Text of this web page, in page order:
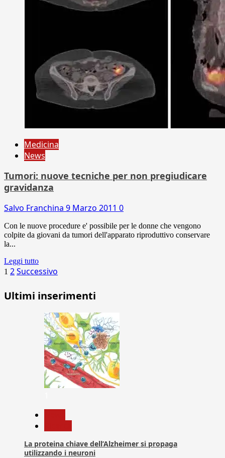
Medicina
News
Tumori: nuove tecniche per non pregiudicare
gravidanza
Salvo Franchina 9 Marzo 2011 0
Con le nuove procedure e' possibile per le donne che vengono
colpite da giovani da tumori dell'apparato riproduttivo conservare
la...
Leggi tutto
Paginazione
degli
articoli
1 2Successivo
Ultimi inserimenti
La proteina chiave dell’Alzheimer si propaga
utilizzando i neuroni